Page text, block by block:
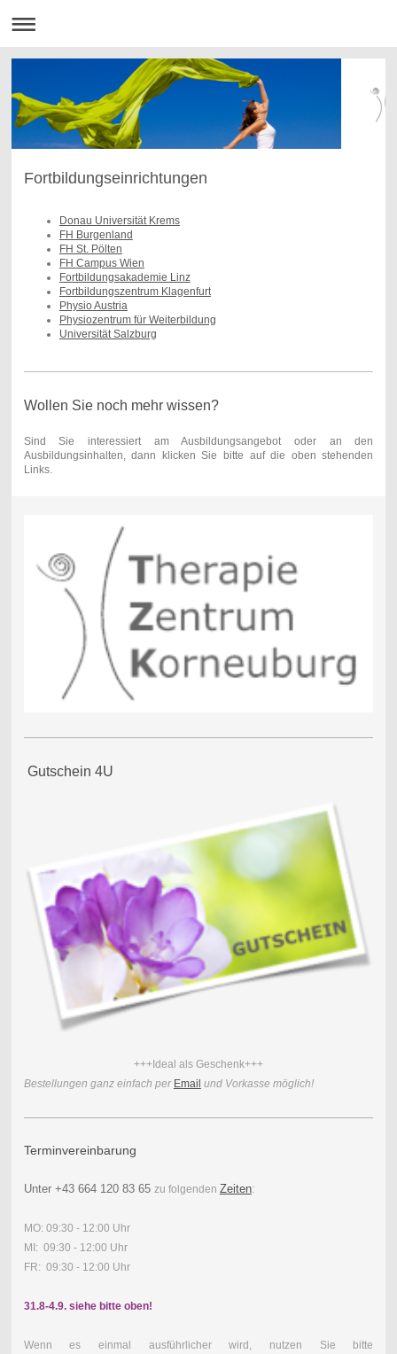
Fortbildungseinrichtungen
Donau Universität Krems
FH Burgenland
FH St. Pölten
FH Campus Wien
Fortbildungsakademie Linz
Fortbildungszentrum Klagenfurt
Physio Austria
Physiozentrum für Weiterbildung
Universität Salzburg
Wollen Sie noch mehr wissen?
Sind Sie interessiert am Ausbildungsangebot oder an den
Ausbildungsinhalten, dann klicken Sie bitte auf die oben stehenden
Links.
Gutschein 4U
+++Ideal als Geschenk+++
Bestellungen ganz einfach per Email und Vorkasse möglich!
Terminvereinbarung
Unter +43 664 120 83 65 zu folgenden Zeiten:
MO: 09:30 - 12:00 Uhr
MI: 09:30 - 12:00 Uhr
FR: 09:30 - 12:00 Uhr
31.8-4.9. siehe bitte oben!
Wenn es einmal ausführlicher wird, nutzen Sie bitte